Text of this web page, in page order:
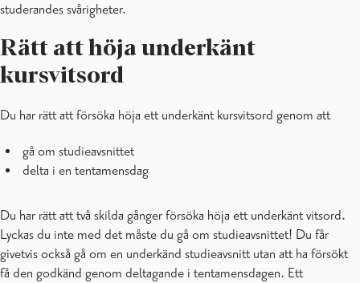
studerandes svårigheter.
Rätt att höja underkänt
kursvitsord
Du har rätt att försöka höja ett underkänt kursvitsord genom att
gå om studieavsnittet
delta i en tentamensdag
Du har rätt att två skilda gånger försöka höja ett underkänt vitsord.
Lyckas du inte med det måste du gå om studieavsnittet! Du får
givetvis också gå om en underkänd studieavsnitt utan att ha försökt
få den godkänd genom deltagande i tentamensdagen. Ett